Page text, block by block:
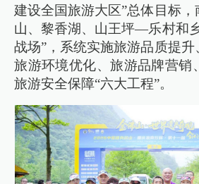
建设全国旅游大区”总体目标
山、黎香湖、山王坪—乐村和
战场”，系统实施旅游品质提升
旅游环境优化、旅游品牌营销
旅游安全保障“六大工程”。